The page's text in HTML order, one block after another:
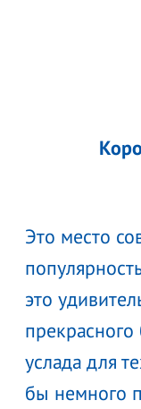
Это место
это
прекрасного
услада для
бы немного